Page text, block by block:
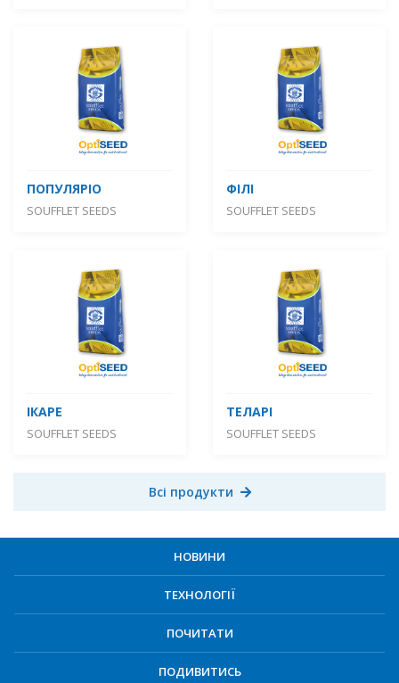
ПОПУЛЯРІО
SOUFFLET SEEDS
ФІЛІ
SOUFFLET SEEDS
ІКАРЕ
SOUFFLET SEEDS
ТЕЛАРІ
SOUFFLET SEEDS
Всі продукти
НОВИНИ
ТЕХНОЛОГІЇ
ПОЧИТАТИ
ПОДИВИТИСЬ